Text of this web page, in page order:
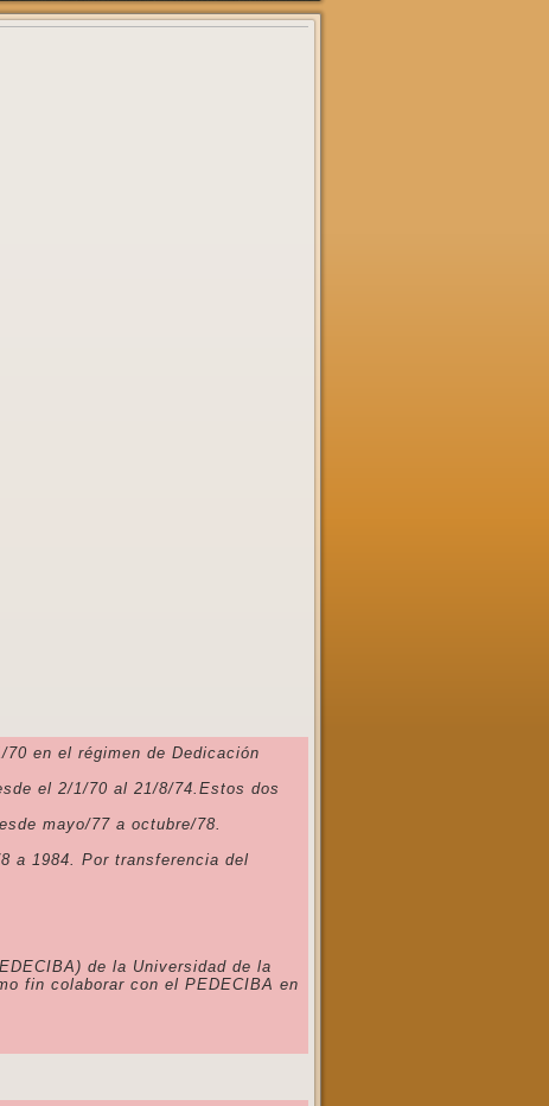
en el régimen de Dedicación
el 2/1/70 al 21/8/74.Estos dos
mayo/77 a octubre/78.
a 1984. Por transferencia del
de la Universidad de la
fin colaborar con el PEDECIBA en